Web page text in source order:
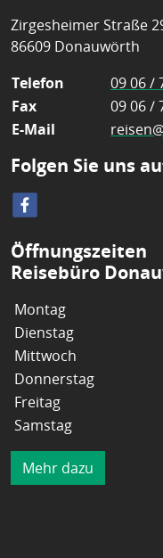
Zirgesheimer Straße
86609 Donauwörth
Telefon
09 06 /
Fax
09 06 /
E-Mail
Folgen Sie uns
Öffnungszeiten
Reisebüro
Montag
Dienstag
Mittwoch
Donnerstag
Freitag
Samstag
Mehr dazu